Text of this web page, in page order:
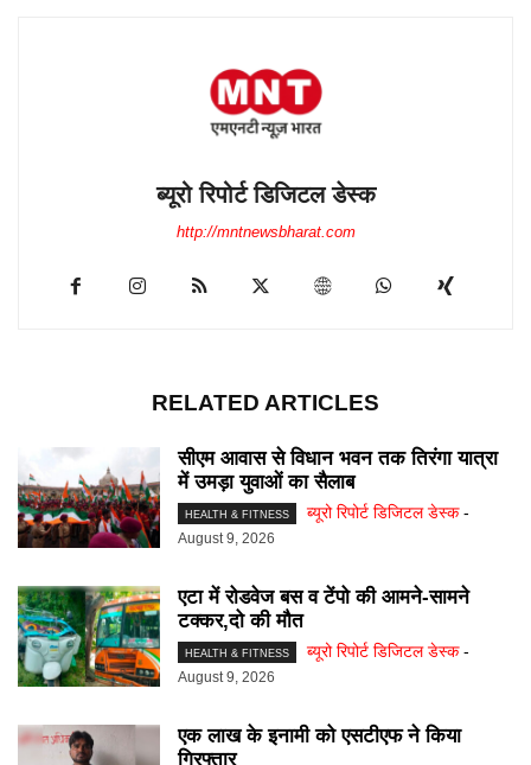
ब्यूरो रिपोर्ट डिजिटल डेस्क
http://mntnewsbharat.com
RELATED ARTICLES
सीएम आवास से विधान भवन तक तिरंगा यात्रा
में उमड़ा युवाओं का सैलाब
HEALTH & FITNESS ब्यूरो रिपोर्ट डिजिटल डेस्क -
August 9, 2026
एटा में रोडवेज बस व टेंपो की आमने-सामने
टक्कर,दो की मौत
HEALTH & FITNESS ब्यूरो रिपोर्ट डिजिटल डेस्क -
August 9, 2026
एक लाख के इनामी को एसटीएफ ने किया
गिरफ्तार